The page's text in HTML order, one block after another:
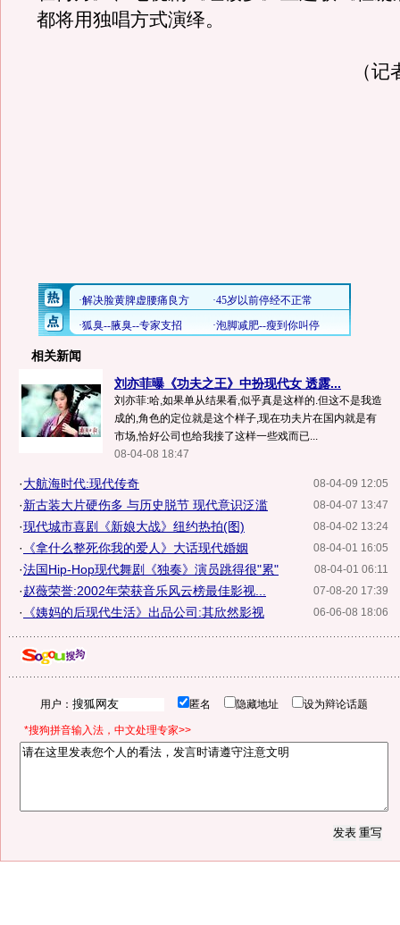
都将用独唱方式演绎。
（
相关新闻
刘亦菲曝《功夫之王》中扮现代女 透露...
刘亦菲:哈,如果单从结果看,似乎真是这样的.但这不是我造
成的,角色的定位就是这个样子,现在功夫片在国内就是有
市场,恰好公司也给我接了这样一些戏而已...
08-04-08 18:47
08-04-09 12:05
·大航海时代:现代传奇
08-04-07 13:47
·新古装大片硬伤多 与历史脱节 现代意识泛滥
08-04-02 13:24
·现代城市喜剧《新娘大战》纽约热拍(图)
08-04-01 16:05
· 《拿什么整死你我的爱人》大话现代婚姻
08-04-01 06:11
·法国Hip-Hop现代舞剧《独奏》演员跳得很"累"
07-08-20 17:39
·赵薇荣誉:2002年荣获音乐风云榜最佳影视...
06-06-08 18:06
· 《姨妈的后现代生活》出品公司:其欣然影视
用户： 匿名 隐藏地址 设为辩论话题
*搜狗拼音输入法，中文处理专家>>